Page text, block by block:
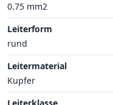
0.75 mm2
Leiterform
rund
Leitermaterial
Kupfer